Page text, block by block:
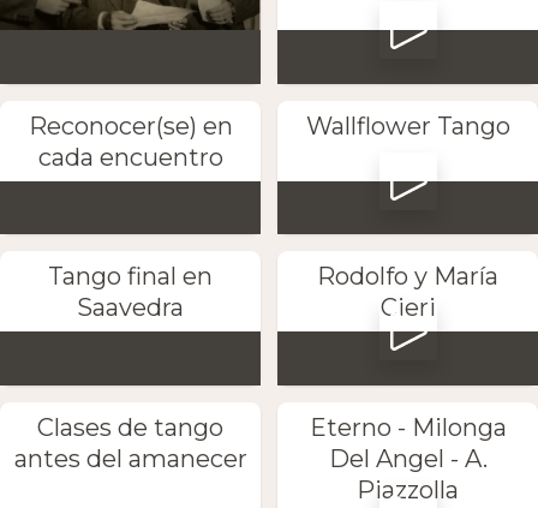
Reconocer(se) en
cada encuentro
Wallflower Tango
Tango final en
Saavedra
Rodolfo y María
Cieri
Clases de tango
antes del amanecer
Eterno - Milonga
Del Angel - A.
Piazzolla